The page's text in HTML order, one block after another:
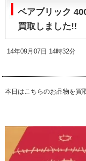
ベアブリック
買取しました!!
14年09月07日 14時32分
本日はこちらのお品物を買